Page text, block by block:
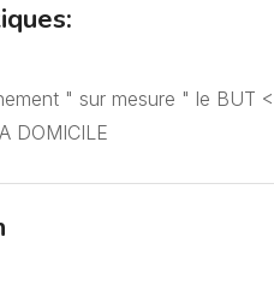
" sur mesure " le BUT <
DOMICILE